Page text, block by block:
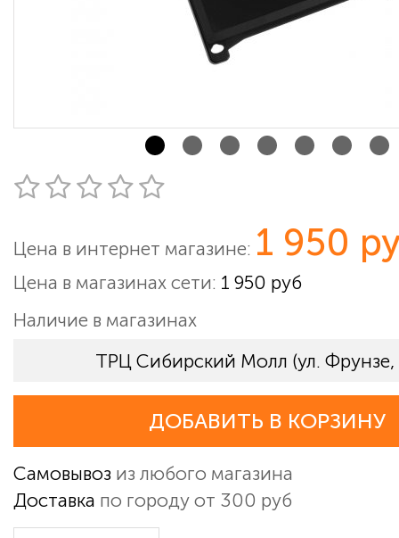
Цена в интернет магазине: 1 950
Цена в магазинах сети: 1 950 руб
Наличие в магазинах
ТРЦ Сибирский Молл (ул.
ДОБАВИТЬ В КОРЗИНУ
Самовывоз из любого магазина
Доставка по городу от 300 руб